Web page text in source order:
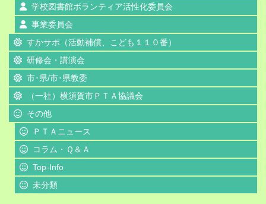
学校図書館ボランティア活性化委員会
事業委員会
すかサポ（活動補償、こども１１０番）
研修会・講演会
市･県/市･県教委
（一社）横須賀市ＰＴＡ協議会
その他
ＰＴＡニュース
コラム・Ｑ＆Ａ
Top-Info
未分類